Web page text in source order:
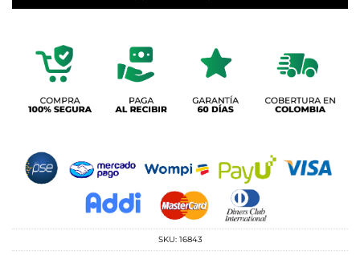
SKU: 16843